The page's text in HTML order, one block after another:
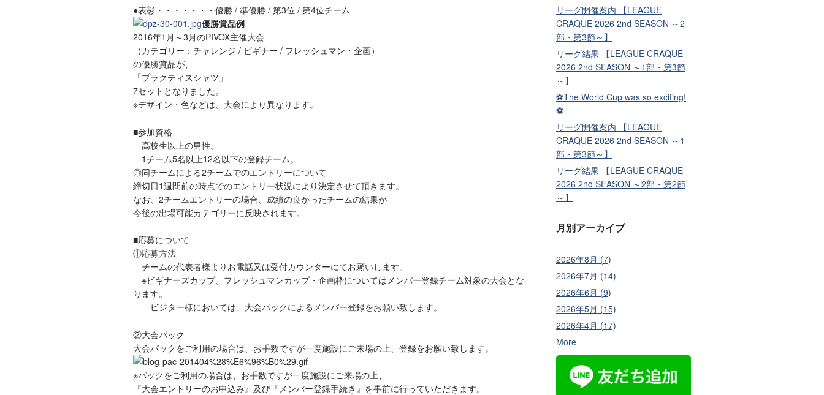
●表彰・・・・・・・優勝 / 準優勝 / 第3位 / 第4位チーム
優勝賞品例
2016年1月～3月のPIVOX主催大会
（カテゴリー：チャレンジ / ビギナー / フレッシュマン・企画）
の優勝賞品が、
「プラクティスシャツ」
7セットとなりました。
※デザイン・色などは、大会により異なります。
■参加資格
高校生以上の男性。
1チーム5名以上12名以下の登録チーム。
◎同チームによる2チームでのエントリーについて
締切日1週間前の時点でのエントリー状況により決定させて頂きます。
なお、2チームエントリーの場合、成績の良かったチームの結果が
今後の出場可能カテゴリーに反映されます。
■応募について
①応募方法
チームの代表者様よりお電話又は受付カウンターにてお願いします。
※ビギナーズカップ、フレッシュマンカップ・企画枠についてはメンバー登録チーム対象の大会とな
ります。
ビジター様においては、大会パックによるメンバー登録をお願い致します。
②大会パック
大会パックをご利用の場合は、お手数ですが一度施設にご来場の上、登録をお願い致します。
※パックをご利用の場合は、お手数ですが一度施設にご来場の上、
『大会エントリーのお申込み』及び『メンバー登録手続き』を事前に行っていただきます。
リーグ開催案内 【LEAGUE
CRAQUE 2026 2nd SEASON ～2
部・第3節～】
リーグ結果 【LEAGUE CRAQUE
2026 2nd SEASON ～1部・第3節
～】
⚽The World Cup was so exciting!
⚽
リーグ開催案内 【LEAGUE
CRAQUE 2026 2nd SEASON ～1
部・第3節～】
リーグ結果 【LEAGUE CRAQUE
2026 2nd SEASON ～2部・第2節
～】
月別アーカイブ
2026年8月 (7)
2026年7月 (14)
2026年6月 (9)
2026年5月 (15)
2026年4月 (17)
More